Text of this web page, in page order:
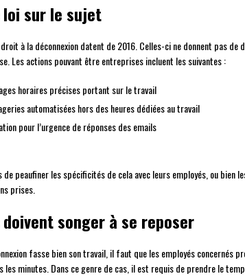
sur le sujet
à la déconnexion datent de 2016. Celles-ci ne donnent pas
Les actions pouvant être entreprises incluent les suivantes :
horaires précises portant sur le travail
automatisées hors des heures dédiées au travail
pour l’urgence de réponses des emails
de peaufiner les spécificités de cela avec leurs employés, ou
prises.
songer à se reposer
fasse bien son travail, il faut que les employés concernés
minutes. Dans ce genre de cas, il est requis de prendre le